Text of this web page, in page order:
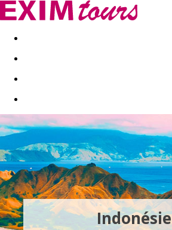
Akční nabídky Last minute
Indonésie